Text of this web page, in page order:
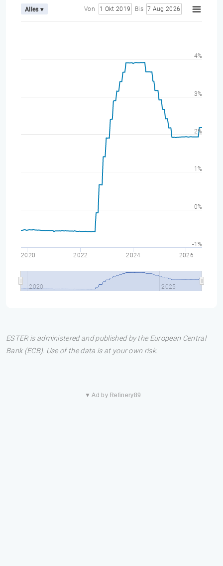
Alles ▾ Von 1 Okt 2019 Bis 7 Aug 2026
2020 2022 2024 2026
2020 2025
-1%
0%
1%
2%
3%
4%
ESTER is administered and published by the European Central
Bank (ECB). Use of the data is at your own risk.
▼ Ad by Refinery89